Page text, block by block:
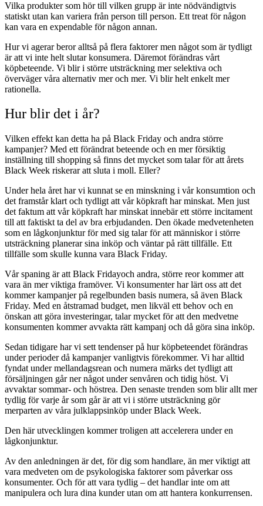
Vilka produkter som hör till vilken grupp är inte nödvändigtvis
statiskt utan kan variera från person till person. Ett treat för någon
kan vara en expendable för någon annan.
Hur vi agerar beror alltså på flera faktorer men något som är tydligt
är att vi inte helt slutar konsumera. Däremot förändras vårt
köpbeteende. Vi blir i större utsträckning mer selektiva och
överväger våra alternativ mer och mer. Vi blir helt enkelt mer
rationella.
Hur blir det i år?
Vilken effekt kan detta ha på Black Friday och andra större
kampanjer? Med ett förändrat beteende och en mer försiktig
inställning till shopping så finns det mycket som talar för att årets
Black Week riskerar att sluta i moll. Eller?
Under hela året har vi kunnat se en minskning i vår konsumtion och
det framstår klart och tydligt att vår köpkraft har minskat. Men just
det faktum att vår köpkraft har minskat innebär ett större incitament
till att faktiskt ta del av bra erbjudanden. Den ökade medvetenheten
som en lågkonjunktur för med sig talar för att människor i större
utsträckning planerar sina inköp och väntar på rätt tillfälle. Ett
tillfälle som skulle kunna vara Black Friday.
Vår spaning är att Black Fridayoch andra, större reor kommer att
vara än mer viktiga framöver. Vi konsumenter har lärt oss att det
kommer kampanjer på regelbunden basis numera, så även Black
Friday. Med en åtstramad budget, men likväl ett behov och en
önskan att göra investeringar, talar mycket för att den medvetne
konsumenten kommer avvakta rätt kampanj och då göra sina inköp.
Sedan tidigare har vi sett tendenser på hur köpbeteendet förändras
under perioder då kampanjer vanligtvis förekommer. Vi har alltid
fyndat under mellandagsrean och numera märks det tydligt att
försäljningen går ner något under senvåren och tidig höst. Vi
avvaktar sommar- och höstrea. Den senaste trenden som blir allt mer
tydlig för varje år som går är att vi i större utsträckning gör
merparten av våra julklappsinköp under Black Week.
Den här utvecklingen kommer troligen att accelerera under en
lågkonjunktur.
Av den anledningen är det, för dig som handlare, än mer viktigt att
vara medveten om de psykologiska faktorer som påverkar oss
konsumenter. Och för att vara tydlig – det handlar inte om att
manipulera och lura dina kunder utan om att hantera konkurrensen.